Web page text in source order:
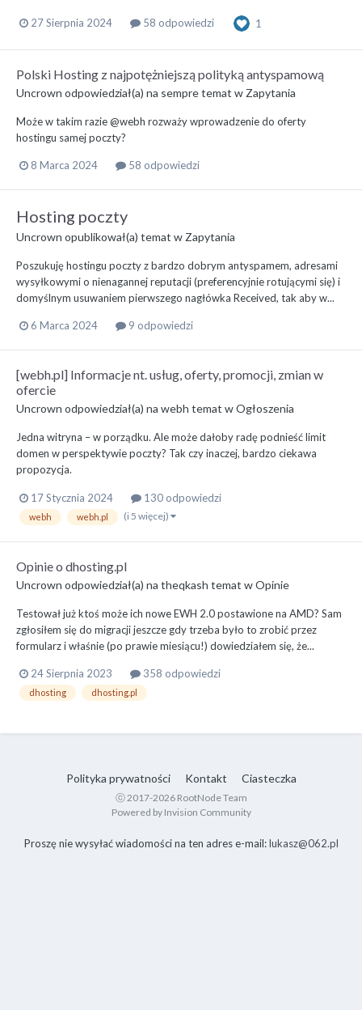
27 Sierpnia 2024 58 odpowiedzi 1
Polski Hosting z najpotężniejszą polityką antyspamową
Uncrown odpowiedział(a) na sempretemat w Zapytania
Może w takim razie @webh rozważy wprowadzenie do oferty
hostingu samej poczty?
8 Marca 2024 58 odpowiedzi
Hosting poczty
Uncrown opublikował(a) temat w Zapytania
Poszukuję hostingu poczty z bardzo dobrym antyspamem, adresami
wysyłkowymi o nienagannej reputacji (preferencyjnie rotującymi się) i
domyślnym usuwaniem pierwszego nagłówka Received, tak aby w...
6 Marca 2024 9 odpowiedzi
[webh.pl] Informacje nt. usług, oferty, promocji, zmian w
ofercie
Uncrown odpowiedział(a) na webh temat wOgłoszenia
Jedna witryna – w porządku. Ale może dałoby radę podnieść limit
domen w perspektywie poczty? Tak czy inaczej, bardzo ciekawa
propozycja.
17 Stycznia 2024 130 odpowiedzi
webh webh.pl (i 5 więcej)
Opinie o dhosting.pl
Uncrown odpowiedział(a) na theqkash temat wOpinie
Testował już ktoś może ich nowe EWH 2.0 postawione na AMD? Sam
zgłosiłem się do migracji jeszcze gdy trzeba było to zrobić przez
formularz i właśnie (po prawie miesiącu!) dowiedziałem się, że...
24 Sierpnia 2023 358 odpowiedzi
dhosting dhosting.pl
Polityka prywatności Kontakt Ciasteczka
ⓒ 2017-2026 RootNode Team
Powered by Invision Community
Proszę nie wysyłać wiadomości na ten adres e-mail:lukasz@062.pl